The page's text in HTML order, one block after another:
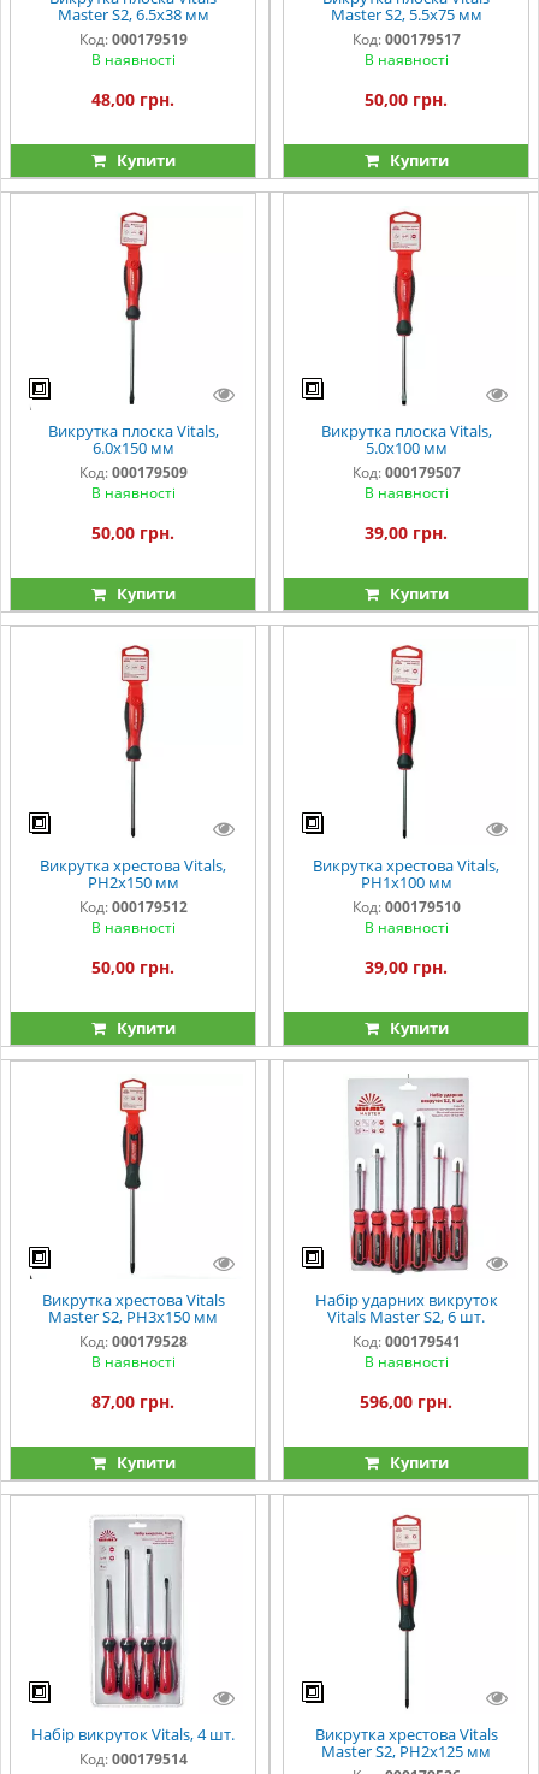
Master S2, 6.5х38 мм
Код: 000179519
В наявності
48,00 грн.
Купити
Master S2, 5.5х75 мм
Код: 000179517
В наявності
50,00 грн.
Купити
Викрутка плоска Vitals,
6.0х150 мм
Код: 000179509
В наявності
50,00 грн.
Купити
Викрутка плоска Vitals,
5.0х100 мм
Код: 000179507
В наявності
39,00 грн.
Купити
Викрутка хрестова Vitals,
PH2х150 мм
Код: 000179512
В наявності
50,00 грн.
Купити
Викрутка хрестова Vitals,
PH1х100 мм
Код: 000179510
В наявності
39,00 грн.
Купити
Викрутка хрестова Vitals
Master S2, PH3х150 мм
Код: 000179528
В наявності
87,00 грн.
Купити
Набір ударних викруток
Vitals Master S2, 6 шт.
Код: 000179541
В наявності
596,00 грн.
Купити
Набір викруток Vitals, 4 шт.
Код: 000179514
Викрутка хрестова Vitals
Master S2, PH2х125 мм